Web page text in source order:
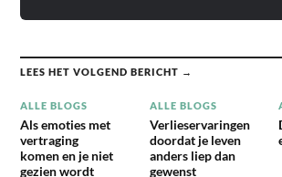
LEES HET VOLGEND BERICHT →
ALLE BLOGS
Als emoties met
vertraging
komen en je niet
gezien wordt
ALLE BLOGS
Verlieservaringen
doordat je leven
anders liep dan
gewenst